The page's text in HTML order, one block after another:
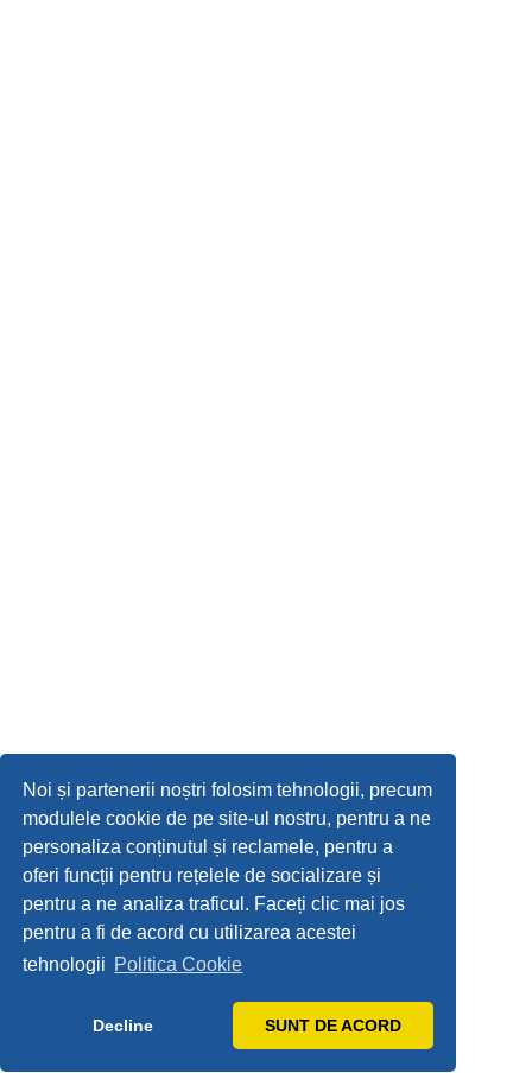
Noi și partenerii noștri folosim tehnologii, precum
modulele cookie de pe site-ul nostru, pentru a ne
personaliza conținutul și reclamele, pentru a
oferi funcții pentru rețelele de socializare și
pentru a ne analiza traficul. Faceți clic mai jos
pentru a fi de acord cu utilizarea acestei
tehnologii Politica Cookie
Decline SUNT DE ACORD